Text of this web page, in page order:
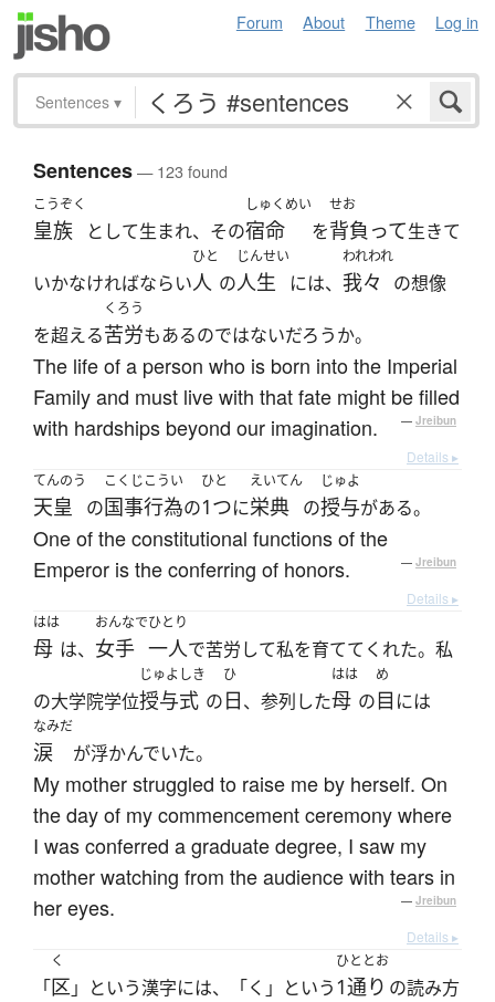
Forum About Theme Log in
Sentences ▾
Sentences— 123 found
こうぞく
皇族 として生まれ、その
しゅくめい
宿命 を
せお
背負って生きて
いかなければならい
ひと
人 の
じんせい
人生 には、
われわれ
我々 の想像
を超える
くろう
苦労もあるのではないだろうか。
The life of a person who is born into the Imperial
Family and must live with that fate might be filled
with hardships beyond our imagination.
— Jreibun
Details ▸
てんのう
天皇 の
こくじこうい
国事行為の
ひと
1つに
えいてん
栄典 の
じゅよ
授与がある。
One of the constitutional functions of the
Emperor is the conferring of honors.
— Jreibun
Details ▸
はは
母 は、
おんなで
女手
ひとり
一人で苦労して私を育ててくれた。私
の大学院学位
じゅよしき
授与式 の
ひ
日、参列した
はは
母 の
め
目 には
なみだ
涙 が浮かんでいた。
My mother struggled to raise me by herself. On
the day of my commencement ceremony where
I was conferred a graduate degree, I saw my
mother watching from the audience with tears in
her eyes.
— Jreibun
Details ▸
「
く
区」という漢字には、「く」という
ひととお
1通り の読み方